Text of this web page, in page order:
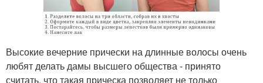
Высокие вечерние прически на длинные волосы очень
любят делать дамы высшего общества - принято
считать, что такая прическа позволяет не только